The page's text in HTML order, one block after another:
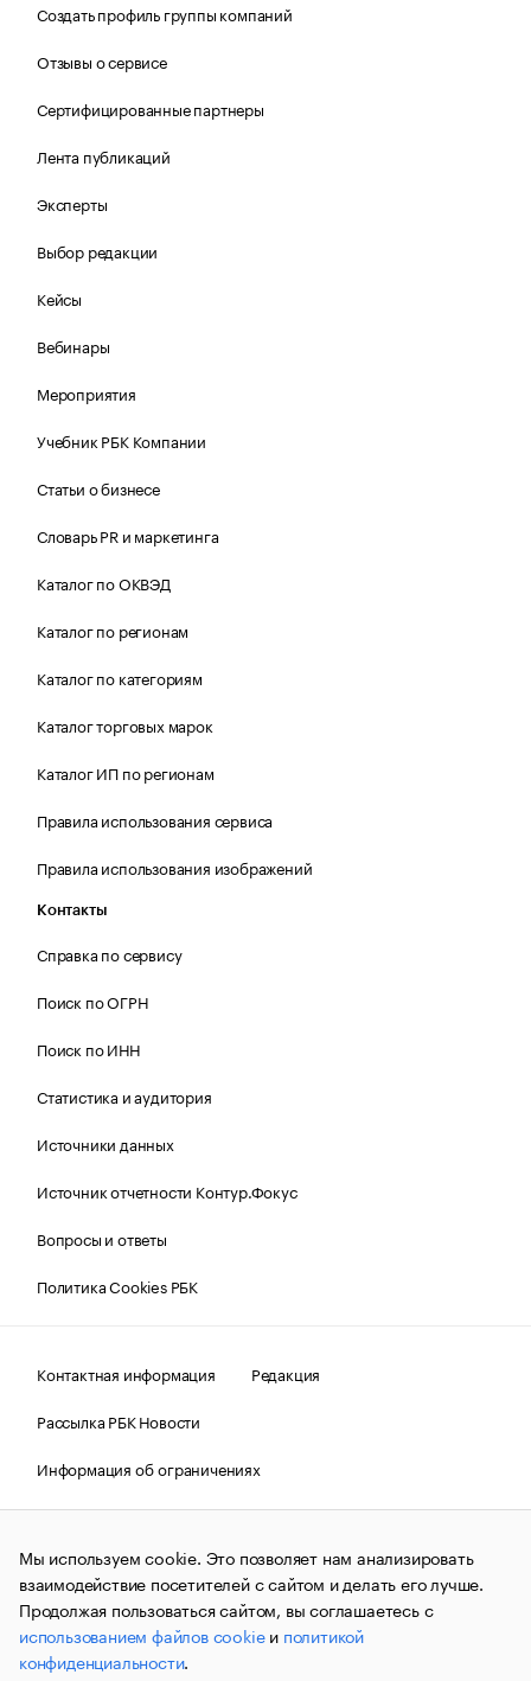
Создать профиль группы компаний
Отзывы о сервисе
Сертифицированные партнеры
Лента публикаций
Эксперты
Выбор редакции
Кейсы
Вебинары
Мероприятия
Учебник РБК Компании
Статьи о бизнесе
Словарь PR и маркетинга
Каталог по ОКВЭД
Каталог по регионам
Каталог по категориям
Каталог торговых марок
Каталог ИП по регионам
Правила использования сервиса
Правила использования изображений
Контакты
Справка по сервису
Поиск по ОГРН
Поиск по ИНН
Статистика и аудитория
Источники данных
Источник отчетности Контур.Фокус
Вопросы и ответы
Политика Cookies РБК
Контактная информация
Редакция
Рассылка РБК Новости
Информация об ограничениях
Правовая информация
О соблюдении авторских прав
© АО «РОСБИЗНЕСКОНСАЛТИНГ»,1995–2026.Сообщения
и материалы информационного агентства «РБК»
(зарегистрировано Федеральной службой по надзору в сфере
связи, информационных технологий и массовых
коммуникаций (Роскомнадзор) 09.12.2015 за номером ИА
№ФС77-63848) сопровождаются пометкой «РБК». Отдельные
публикации могут содержать информацию,
Мы используем cookie. Это позволяет нам анализировать
взаимодействие посетителей с сайтом и делать его лучше.
Продолжая пользоваться сайтом, вы соглашаетесь с
использованием файлов cookieи политикой
конфиденциальности.